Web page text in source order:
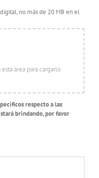
no más de 20 MB en el
respecto a las
brindando, por favor